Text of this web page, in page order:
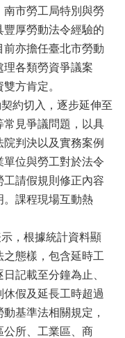
市勞工局特別與勞
厚勞動法令經驗的
亦擔任臺北市勞動
理各類勞資爭議案
方肯定。
約切入，逐步延伸至
常見爭議問題，以具
判決以及實務案例
位與勞工對於法令
請假規則修正內容
。課程現場互動熱
，根據統計資料顯
態樣，包含延時工
記載至分鐘為止、
假及延長工時超過
基準法相關規定，
公所、工業區、商